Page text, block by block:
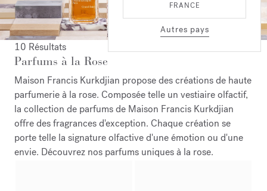
FRANCE
Autres pays
10 Résultats
Parfums à la Rose
Maison Francis Kurkdjian propose des créations de haute
parfumerie à la rose. Composée telle un vestiaire olfactif,
la collection de parfums de Maison Francis Kurkdjian
offre des fragrances d'exception. Chaque création se
porte telle la signature olfactive d'une émotion ou d'une
envie. Découvrez nos parfums uniques à la rose.